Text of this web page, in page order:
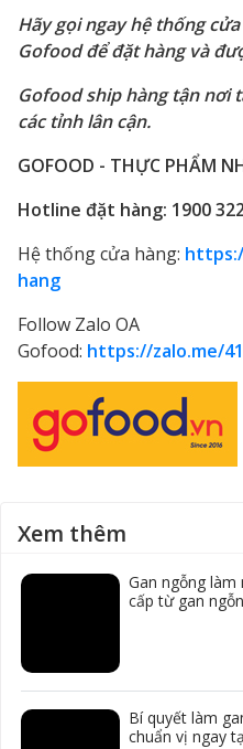
Hãy gọi ngay hệ thống
Gofood để đặt hàng và
Gofood ship hàng tận nơi
các tỉnh lân cận.
GOFOOD - THỰC PHẨM
Hotline đặt hàng: 1900
Hệ thống cửa hàng:
hang
Follow Zalo OA
Gofood: https://zalo.me/
Xem thêm
Gan ngỗng
cấp từ gan
Bí quyết làm
chuẩn vị ngay